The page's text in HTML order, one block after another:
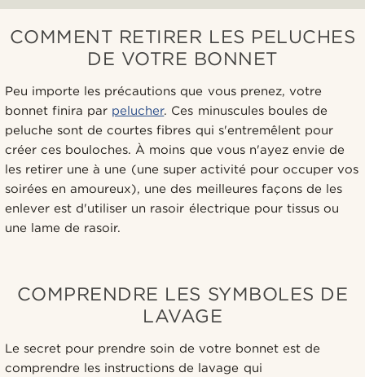
COMMENT RETIRER LES PELUCHES
DE VOTRE BONNET
Peu importe les précautions que vous prenez, votre
bonnet finira par pelucher. Ces minuscules boules de
peluche sont de courtes fibres qui s'entremêlent pour
créer ces bouloches. À moins que vous n'ayez envie de
les retirer une à une (une super activité pour occuper vos
soirées en amoureux), une des meilleures façons de les
enlever est d'utiliser un rasoir électrique pour tissus ou
une lame de rasoir.
COMPRENDRE LES SYMBOLES DE
LAVAGE
Le secret pour prendre soin de votre bonnet est de
comprendre les instructions de lavage qui